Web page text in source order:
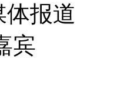
体报道
宾